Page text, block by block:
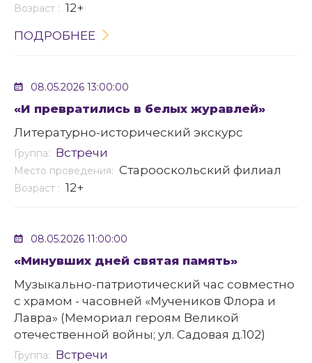
Возраст : 12+
ПОДРОБНЕЕ
08.05.2026 13:00:00
«И превратились в белых журавлей»
Литературно-исторический экскурс
Группа: Встречи
Место проведения: Старооскольский филиал
Возраст : 12+
08.05.2026 11:00:00
«Минувших дней святая память»
Музыкально-патриотический час совместно
с храмом - часовней «Мучеников Флора и
Лавра» (Мемориал героям Великой
отечественной войны; ул. Садовая д.102)
Группа: Встречи